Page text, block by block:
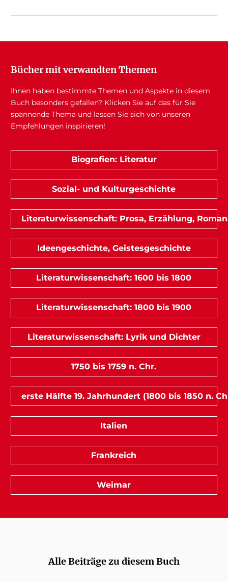
Bücher mit verwandten Themen
Ihnen haben bestimmte Themen und Aspekte in diesem
Buch besonders gefallen? Klicken Sie auf das für Sie
spannende Thema und lassen Sie sich von unseren
Empfehlungen inspirieren!
Biografien: Literatur
Sozial- und Kulturgeschichte
Literaturwissenschaft: Prosa, Erzählung,
Ideengeschichte, Geistesgeschichte
Literaturwissenschaft: 1600 bis 1800
Literaturwissenschaft: 1800 bis 1900
Literaturwissenschaft: Lyrik und Dichter
1750 bis 1759 n. Chr.
erste Hälfte 19. Jahrhundert (1800 bis 1850 n.
Italien
Frankreich
Weimar
Alle Beiträge zu diesem Buch